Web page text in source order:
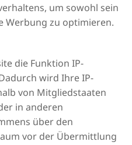
um sowohl sein
Werbung zu optimieren.
die Funktion IP-
wird Ihre IP-
von Mitgliedstaaten
in anderen
über den
vor der Übermittlung